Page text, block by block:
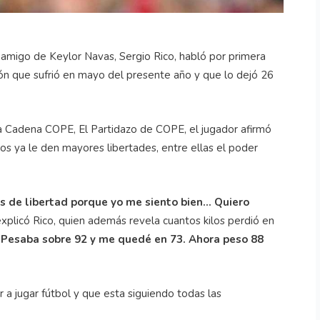
de Keylor Navas, Sergio Rico, habló por primera
que sufrió en mayo del presente año y que lo dejó 26
COPE, El Partidazo de COPE, el jugador afirmó
ya le den mayores libertades, entre ellas el poder
de libertad porque yo me siento bien... Quiero
Rico, quien además revela cuantos kilos perdió en
sobre 92 y me quedé en 73. Ahora peso 88
jugar fútbol y que esta siguiendo todas las